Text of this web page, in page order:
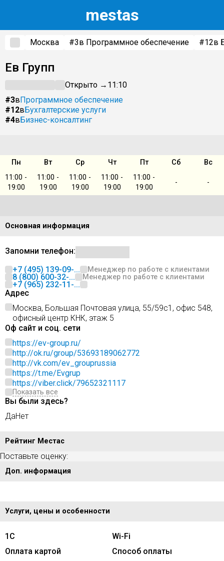
mestas
Москва #3в Программное обеспечение #12в
Ев Групп
Открыто → 11:10
#3вПрограммное обеспечение
#12вБухгалтерские услуги
#4вБизнес-консалтинг
Пн Вт Ср Чт Пт Сб
Вс
11:00 -
19:00
11:00 -
19:00
11:00 -
19:00
11:00 -
19:00
11:00 -
19:00
- -
Основная информация
Запомни телефон:
+7 (495) 139-09-...
Менеджер по работе с клиентами
8 (800) 600-32-... Менеджер по работе с клиентами
+7 (965) 232-11-...
Адрес
Москва, Большая Почтовая улица, 55/59с1, офис 548,
офисный центр КНК, этаж 5
Оф сайт и соц. сети
https://ev-group.ru/
http://ok.ru/group/53693189062772
http://vk.com/ev_grouprussia
https://t.me/Evgrup
https://viber.click/79652321117
Показать все
Вы были здесь?
ДаНет
Рейтинг Местас
Поставьте оценку:
Доп. информация
Услуги, цены и особенности
1С
Wi-Fi
Оплата картой
Способ оплаты